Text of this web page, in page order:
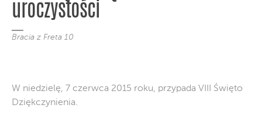
uroczystości
Bracia z Freta 10
W niedzielę, 7 czerwca 2015 roku, przypada VIII Święto
Dziękczynienia.